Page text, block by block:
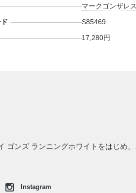
マークゴンザレス
S85469
17,280円
ゴンズ ランニングホワイトをはじめ
Instagram